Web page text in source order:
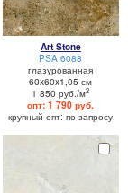
Art Stone
PSA 6088
глазурованная
60x60x1,05 см
1 850 руб./м2
опт: 1 790 руб.
крупный опт: по запросу